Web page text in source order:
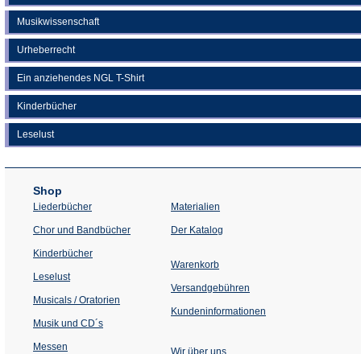
Musikwissenschaft
Urheberrecht
Ein anziehendes NGL T-Shirt
Kinderbücher
Leselust
Shop
Liederbücher
Chor und Bandbücher
Kinderbücher
Leselust
Musicals / Oratorien
Musik und CD´s
Messen
Materialien
Der Katalog
Warenkorb
Versandgebühren
Kundeninformationen
Wir über uns